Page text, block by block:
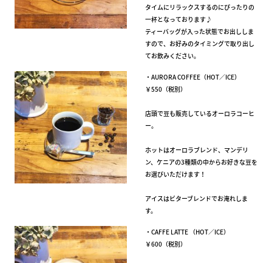
タイムにリラックスするのにぴったりの
一杯となっております♪
ティーバッグが入った状態でお出ししま
すので、お好みのタイミングで取り出し
てお飲みください。
・AURORA COFFEE（HOT／ICE）
￥550（税別）
店頭で豆も販売しているオーロラコーヒ
ー。
ホットはオーロラブレンド、マンデリ
ン、ケニアの3種類の中からお好きな豆を
お選びいただけます！
アイスはビターブレンドでお淹れしま
す。
・CAFFE LATTE （HOT／ICE）
￥600（税別）